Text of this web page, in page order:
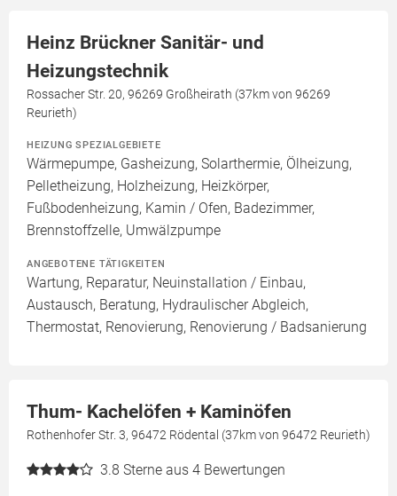
Heinz Brückner Sanitär- und
Heizungstechnik
Rossacher Str. 20, 96269 Großheirath (37km von 96269
Reurieth)
HEIZUNG SPEZIALGEBIETE
Wärmepumpe, Gasheizung, Solarthermie, Ölheizung,
Pelletheizung, Holzheizung, Heizkörper,
Fußbodenheizung, Kamin / Ofen, Badezimmer,
Brennstoffzelle, Umwälzpumpe
ANGEBOTENE TÄTIGKEITEN
Wartung, Reparatur, Neuinstallation / Einbau,
Austausch, Beratung, Hydraulischer Abgleich,
Thermostat, Renovierung, Renovierung / Badsanierung
Thum- Kachelöfen + Kaminöfen
Rothenhofer Str. 3, 96472 Rödental (37km von 96472 Reurieth)
3.8 Sterne aus 4 Bewertungen